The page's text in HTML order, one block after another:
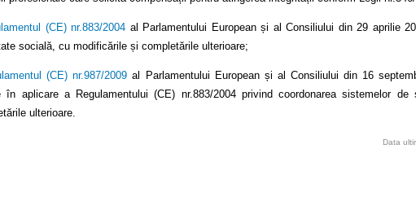
(CE) nr.883/2004 al Parlamentului European și al Consiliului din 29 aprilie
socială, cu modificările și completările ulterioare;
(CE) nr.987/2009 al Parlamentului European și al Consiliului din 16
în aplicare a Regulamentului (CE) nr.883/2004 privind coordonarea sistemelor
ulterioare.
Data